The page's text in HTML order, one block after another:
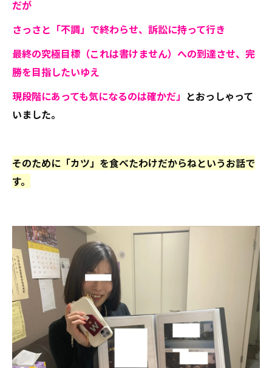
だが
さっさと「不調」で終わらせ、訴訟に持って行き
最終の究極目標（これは書けません）への到達させ、完
勝を目指したいゆえ
現段階にあっても気になるのは確かだ」 とおっしゃって
いました。
そのために「カツ」を食べたわけだからねというお話で
す。